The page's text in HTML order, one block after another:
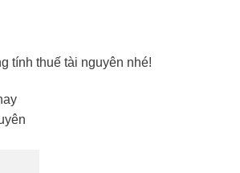
tính thuế tài nguyên nhé!